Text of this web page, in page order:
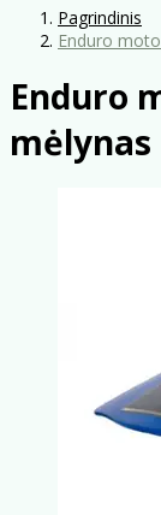
Pagrindinis
Enduro
Enduro
mėlynas